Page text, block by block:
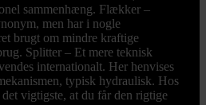
sammenhæng. Flækker –
men har i nogle
brugt om mindre kraftige
Splitter – Et mere teknisk
internationalt. Her henvises
typisk hydraulisk. Hos
vigtigste, at du får den rigtige